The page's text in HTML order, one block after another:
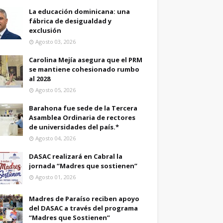
La educación dominicana: una
fábrica de desigualdad y
exclusión
Agosto 03, 2026
Carolina Mejía asegura que el PRM
se mantiene cohesionado rumbo
al 2028
Agosto 05, 2026
Barahona fue sede de la Tercera
Asamblea Ordinaria de rectores
de universidades del país.*
Agosto 04, 2026
DASAC realizará en Cabral la
jornada “Madres que sostienen”
Agosto 01, 2026
Madres de Paraíso reciben apoyo
del DASAC a través del programa
“Madres que Sostienen”